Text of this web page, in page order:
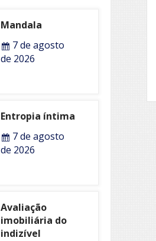
Mandala
7 de agosto
de 2026
Entropia íntima
7 de agosto
de 2026
Avaliação
imobiliária do
indizível